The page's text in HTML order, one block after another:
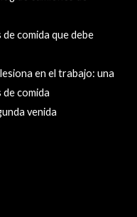
comida que debe
en el trabajo: una
comida
venida